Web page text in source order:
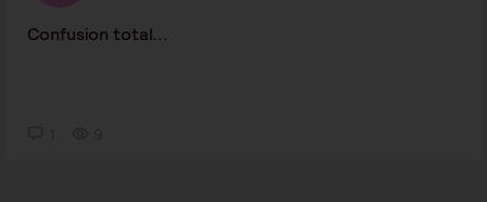
Confusion total...